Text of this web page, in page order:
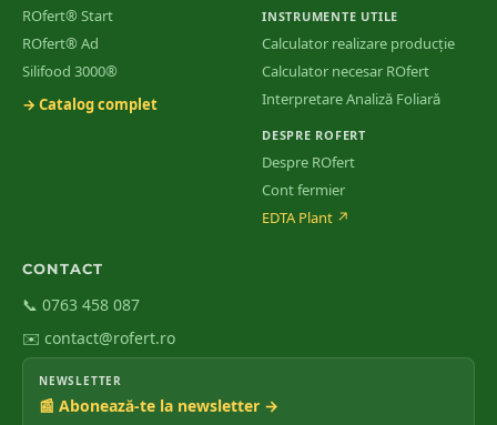
ROfert® Start
ROfert® Ad
Silifood 3000®
→ Catalog complet
INSTRUMENTE UTILE
Calculator realizare producție
Calculator necesar ROfert
Interpretare Analiză Foliară
DESPRE ROFERT
Despre ROfert
Cont fermier
EDTA Plant ↗
CONTACT
📞 0763 458 087
✉️ contact@rofert.ro
NEWSLETTER
📰 Abonează-te la newsletter →